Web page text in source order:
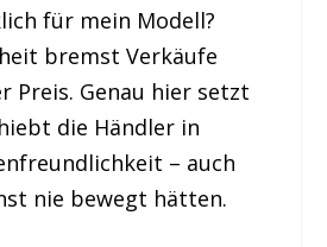
für mein Modell?
bremst Verkäufe
Preis. Genau hier setzt
die Händler in
– auch
nie bewegt hätten.